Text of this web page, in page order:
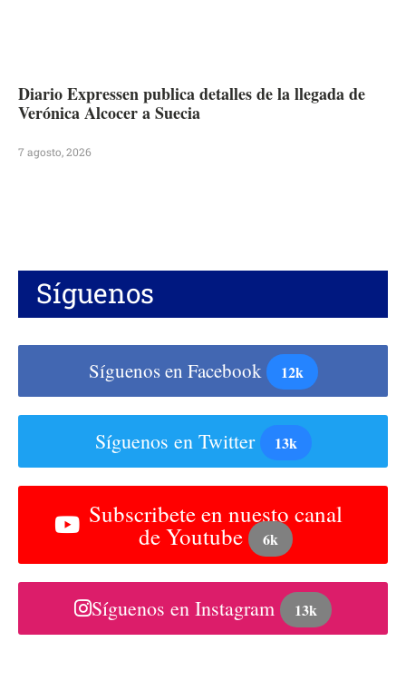
Diario Expressen publica detalles de la llegada de
Verónica Alcocer a Suecia
7 agosto, 2026
Síguenos
Síguenos en Facebook 12k
Síguenos en Twitter 13k
Subscribete en nuesto canal
de Youtube 6k
Síguenos en Instagram 13k